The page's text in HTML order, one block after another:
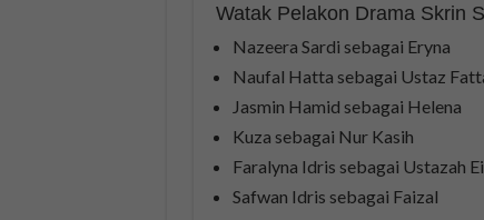
Watak Pelakon Drama Skrin
Nazeera Sardi sebagai Eryna
Naufal Hatta sebagai Ustaz
Jasmin Hamid sebagai Helena
Kuza sebagai Nur Kasih
Faralyna Idris sebagai Ustazah
Safwan Idris sebagai Faizal